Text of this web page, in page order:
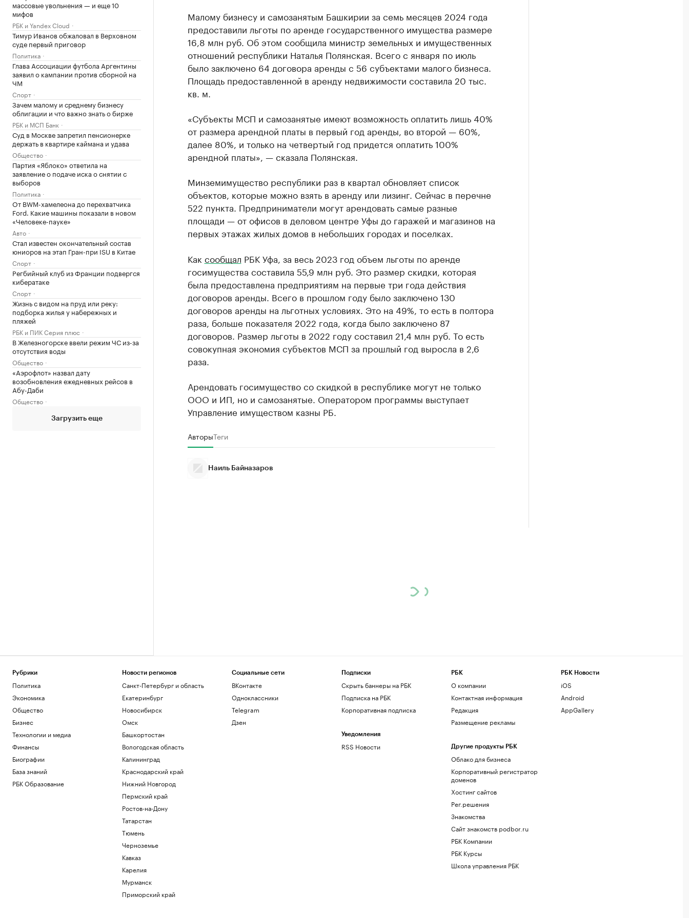
массовые увольнения — и еще 10
мифов
РБК и Yandex Cloud
Тимур Иванов обжаловал в Верховном
суде первый приговор
Политика
Глава Ассоциации футбола Аргентины
заявил о кампании против сборной на
ЧМ
Спорт
Зачем малому и среднему бизнесу
облигации и что важно знать о бирже
РБК и МСП Банк
Суд в Москве запретил пенсионерке
держать в квартире каймана и удава
Общество
Партия «Яблоко» ответила на
заявление о подаче иска о снятии с
выборов
Политика
От BWM-хамелеона до перехватчика
Ford. Какие машины показали в новом
«Человеке-пауке»
Авто
Стал известен окончательный состав
юниоров на этап Гран-при ISU в Китае
Спорт
Регбийный клуб из Франции подвергся
кибератаке
Спорт
Жизнь с видом на пруд или реку:
подборка жилья у набережных и
пляжей
РБК и ПИК Серия плюс
В Железногорске ввели режим ЧС из-за
отсутствия воды
Общество
«Аэрофлот» назвал дату
возобновления ежедневных рейсов в
Абу-Даби
Общество
Загрузить еще
Малому бизнесу и самозанятым Башкирии за семь месяцев 2024 года
предоставили льготы по аренде государственного имущества размере
16,8 млн руб. Об этом сообщила министр земельных и имущественных
отношений республики Наталья Полянская. Всего с января по июль
было заключено 64 договора аренды с 56 субъектами малого бизнеса.
Площадь предоставленной в аренду недвижимости составила 20 тыс.
кв. м.
«Субъекты МСП и самозанятые имеют возможность оплатить лишь 40%
от размера арендной платы в первый год аренды, во второй — 60%,
далее 80%, и только на четвертый год придется оплатить 100%
арендной платы», — сказала Полянская.
Минземимущество республики раз в квартал обновляет список
объектов, которые можно взять в аренду или лизинг. Сейчас в перечне
522 пункта. Предприниматели могут арендовать самые разные
площади — от офисов в деловом центре Уфы до гаражей и магазинов на
первых этажах жилых домов в небольших городах и поселках.
Как сообщал РБК Уфа, за весь 2023 год объем льготы по аренде
госимущества составила 55,9 млн руб. Это размер скидки, которая
была предоставлена предприятиям на первые три года действия
договоров аренды. Всего в прошлом году было заключено 130
договоров аренды на льготных условиях. Это на 49%, то есть в полтора
раза, больше показателя 2022 года, когда было заключено 87
договоров. Размер льготы в 2022 году составил 21,4 млн руб. То есть
совокупная экономия субъектов МСП за прошлый год выросла в 2,6
раза.
Арендовать госимущество со скидкой в республике могут не только
ООО и ИП, но и самозанятые. Оператором программы выступает
Управление имуществом казны РБ.
АвторыТеги
Наиль Байназаров
Рубрики
Политика
Экономика
Общество
Бизнес
Технологии и медиа
Финансы
Биографии
База знаний
РБК Образование
Новости регионов
Санкт-Петербург и область
Екатеринбург
Новосибирск
Омск
Башкортостан
Вологодская область
Калининград
Краснодарский край
Нижний Новгород
Пермский край
Ростов-на-Дону
Татарстан
Тюмень
Черноземье
Кавказ
Карелия
Мурманск
Приморский край
Социальные сети
ВКонтакте
Одноклассники
Telegram
Дзен
Подписки
Скрыть баннеры на РБК
Подписка на РБК
Корпоративная подписка
Уведомления
RSS Новости
РБК
О компании
Контактная информация
Редакция
Размещение рекламы
Другие продукты РБК
Облако для бизнеса
Корпоративный регистратор
доменов
Хостинг сайтов
Рег.решения
Знакомства
Сайт знакомств podbor.ru
РБК Компании
РБК Курсы
Школа управления РБК
РБК Новости
iOS
Android
AppGallery